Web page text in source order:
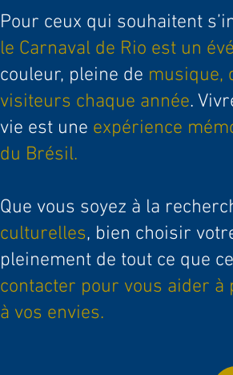
Pour ceux qui souhaitent
le Carnaval de Rio est un
couleur, pleine de musique,
visiteurs chaque année.
vie est une expérience
du Brésil.
Que vous soyez à la
culturelles, bien choisir
pleinement de tout ce que
contacter pour vous aider
à vos envies.